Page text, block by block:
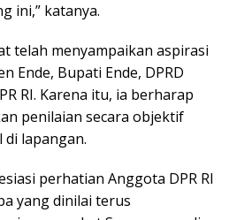
ini,” katanya.
telah menyampaikan aspirasi
Ende, Bupati Ende, DPRD
RI. Karena itu, ia berharap
penilaian secara objektif
lapangan.
perhatian Anggota DPR RI
yang dinilai terus